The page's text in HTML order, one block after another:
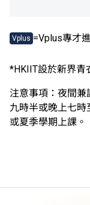
Vplus =Vplus專才
*HKIIT設於新界青
注意事項：夜間
九時半或晚上七
或夏季學期上課。